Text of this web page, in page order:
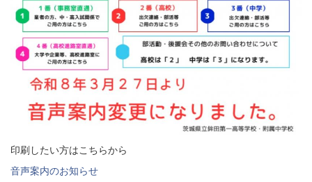
印刷したい方はこちらから
音声案内のお知らせ